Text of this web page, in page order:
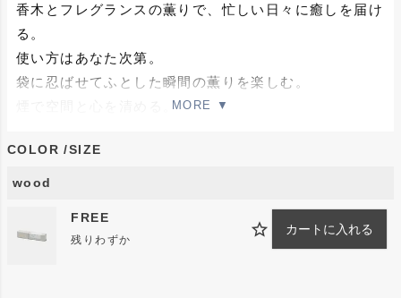
香木とフレグランスの薫りで、忙しい日々に癒しを届け
る。
使い方はあなた次第。
袋に忍ばせてふとした瞬間の薫りを楽しむ。
煙で空間と心を清める。
メゾンブランドでも使用されている香料をリッチに染み
込ませました。
詳細
COLOR SIZE
wood
FREE
残りわずか
カートに入れる